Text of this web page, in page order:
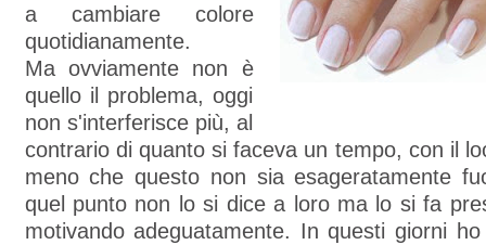
a cambiare colore
quotidianamente.
Ma ovviamente non è
quello il problema, oggi
non s'interferisce più, al
contrario di quanto si faceva un tempo, con il
meno che questo non sia esageratamente
quel punto non lo si dice a loro ma lo si fa
motivando adeguatamente. In questi giorni